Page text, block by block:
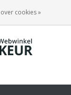
cookies »